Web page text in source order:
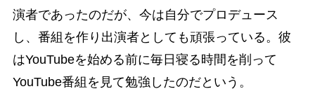
演者であったのだが、今は自分でプロデュース
し、番組を作り出演者としても頑張っている。彼
はYouTubeを始める前に毎日寝る時間を削って
YouTube番組を見て勉強したのだという。